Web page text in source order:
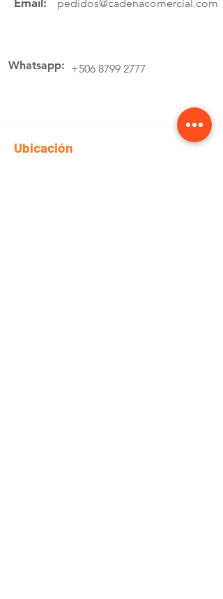
Email: pedidos@cadenacomercial.com
Whatsapp: +506 8799 2777
Ubicación